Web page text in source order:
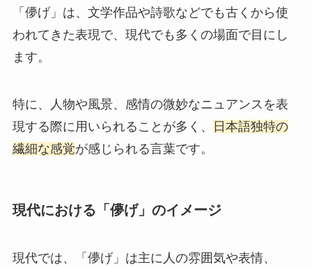
「儚げ」は、文学作品や詩歌などでも古くから使
われてきた表現で、現代でも多くの場面で目にし
ます。
特に、人物や風景、感情の微妙なニュアンスを表
現する際に用いられることが多く、
日本語独特の
繊細な感覚が感じられる言葉です。
現代における「儚げ」のイメージ
現代では、「儚げ」は主に人の雰囲気や表情、